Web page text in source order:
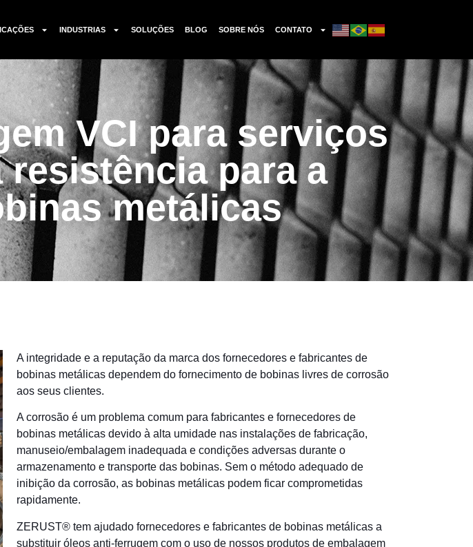
INDUSTRIAS SOLUÇÕES BLOG SOBRE NÓS CONTATO
VCI para serviços
para a
metálicas
A integridade e a reputação da marca dos fornecedores e fabricantes de
bobinas metálicas dependem do fornecimento de bobinas livres de corrosão
aos seus clientes.
A corrosão é um problema comum para fabricantes e fornecedores de
bobinas metálicas devido à alta umidade nas instalações de fabricação,
manuseio/embalagem inadequada e condições adversas durante o
armazenamento e transporte das bobinas. Sem o método adequado de
inibição da corrosão, as bobinas metálicas podem ficar comprometidas
rapidamente.
ZERUST® tem ajudado fornecedores e fabricantes de bobinas metálicas a
substituir óleos anti-ferrugem com o uso de nossos produtos de embalagem